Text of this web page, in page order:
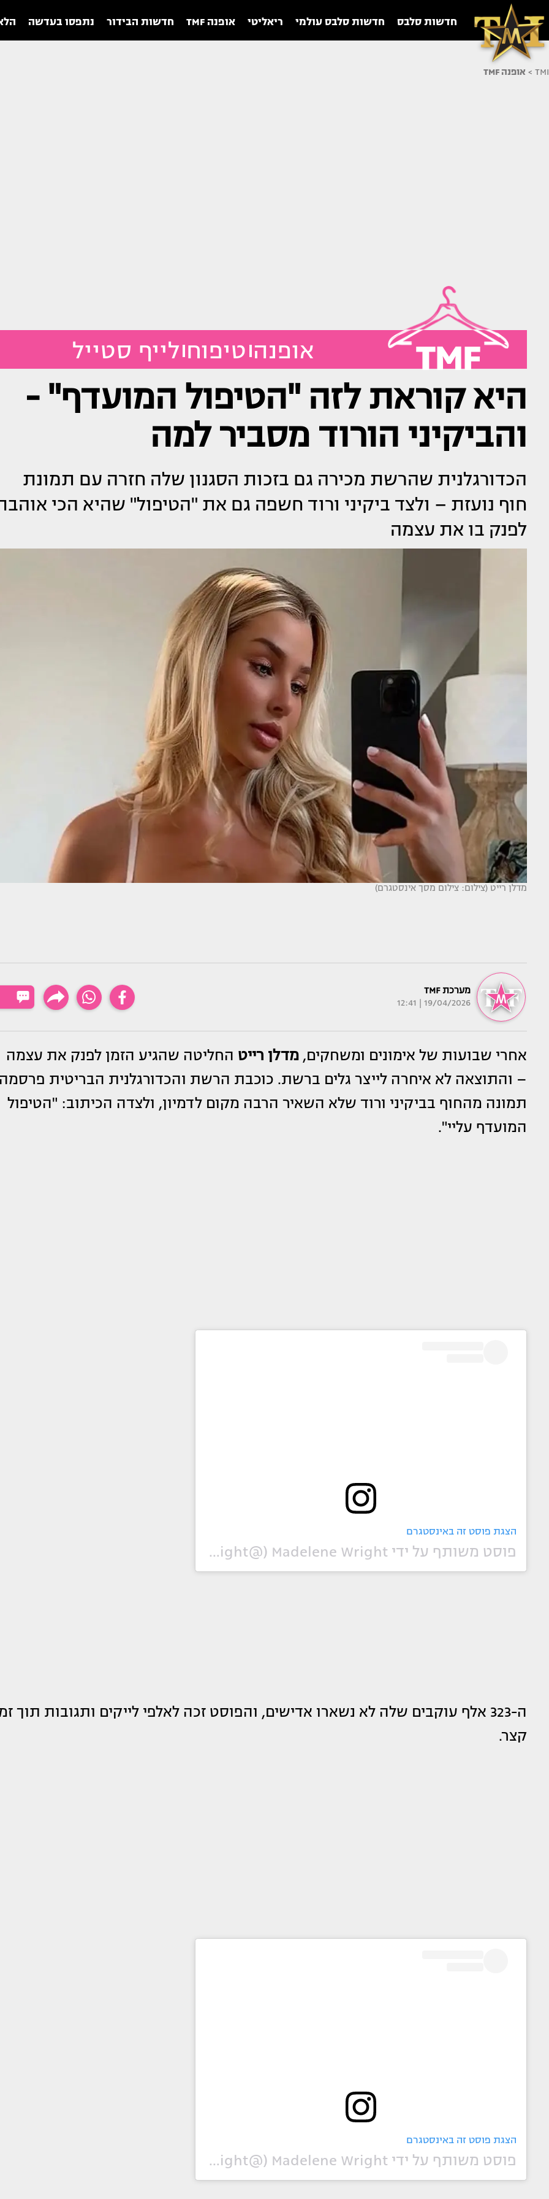
חדשות סלבס חדשות סלבס עולמי ריאליטי אופנה TMF חדשות הבידור נתפסו בעדשה
TMI
> אופנה TMF
TMF אופנה טיפוח לייף סטייל
היא קוראת לזה "הטיפול המועדף" -
והביקיני הורוד מסביר למה
הכדורגלנית שהרשת מכירה גם בזכות הסגנון שלה חזרה עם תמונת
חוף נועזת – ולצד ביקיני ורוד חשפה גם את "הטיפול" שהיא הכי
לפנק בו את עצמה
מדלן רייט (צילום: צילום מסך אינסטגרם)
מערכת TMF
19/04/2026 | 12:41
אחרי שבועות של אימונים ומשחקים,מדלן רייט החליטה שהגיע הזמן לפנק את עצמה
– והתוצאה לא איחרה לייצר גלים ברשת. כוכבת הרשת והכדורגלנית הבריטית
תמונה מהחוף בביקיני ורוד שלא השאיר הרבה מקום לדמיון, ולצדה הכיתוב: "הטיפול
המועדף עליי".
הצגת פוסט זה באינסטגרם
פוסט משותף על ידי ‏‎Madelene Wright‎‏ (@‏‎madelene_wright‎‏)
ה-323 אלף עוקבים שלה לא נשארו אדישים, והפוסט זכה לאלפי לייקים ותגובות תוך
קצר.
הצגת פוסט זה באינסטגרם
פוסט משותף על ידי ‏‎Madelene Wright‎‏ (@‏‎madelene_wright‎‏)